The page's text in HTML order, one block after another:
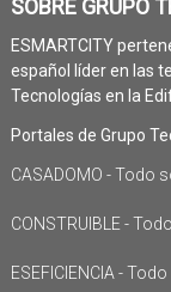
SOBRE GRUPO
ESMARTCITY
español líder en las
Tecnologías en la
Portales de Grupo
CASADOMO - Todo
CONSTRUIBLE -
ESEFICIENCIA -